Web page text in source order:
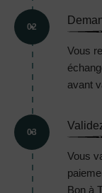
02
Vous
avant
03
Vous
Bon à